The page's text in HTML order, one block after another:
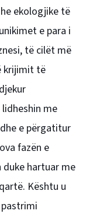
ekologjike të
e para i
të cilët më
krijimit të
me
e përgatitur
fazën e
hartuar me
Kështu u